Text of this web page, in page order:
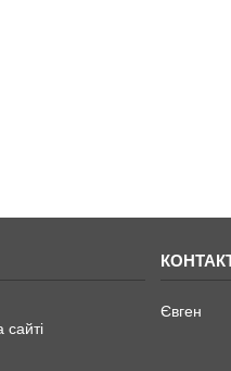
сайті
Євген